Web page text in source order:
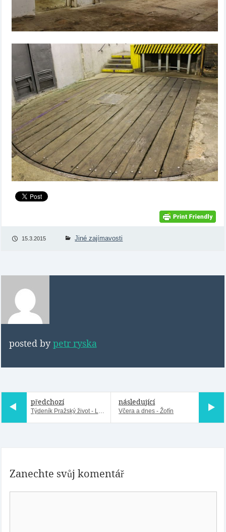
15.3.2015 Jiné zajímavosti
posted bypetr ryska
předchozí
Týdeník Pražský život - Letná
následující
Včera a dnes - Žofín
Zanechte svůj komentář